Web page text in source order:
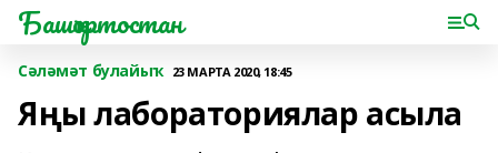
Башҡортостан
Сәләмәт булайыҡ 23 МАРТА 2020, 18:45
Яңы лабораториялар асыла